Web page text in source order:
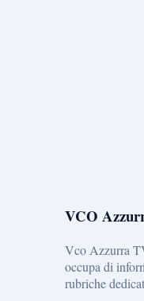
VCO
Vco Azzurra
occupa di
rubriche